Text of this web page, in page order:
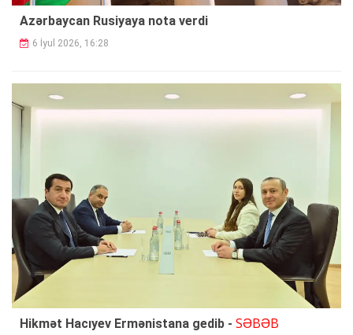
Azərbaycan Rusiyaya nota verdi
6 İyul 2026, 16:28
Hikmət Hacıyev Ermənistana gedib - SƏBƏB